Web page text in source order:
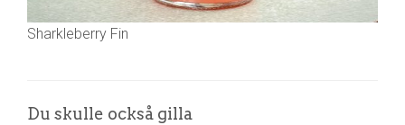
Sharkleberry Fin
Du skulle också gilla